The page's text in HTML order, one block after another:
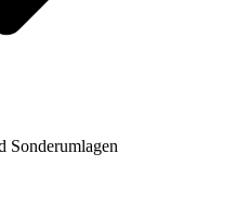
Sonderumlagen